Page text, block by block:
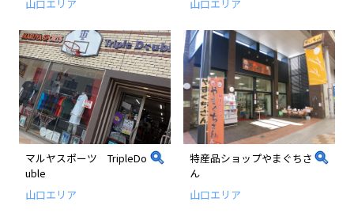
山口エリア
山口エリア
マルヤスポーツ TripleDo
uble
山口エリア
特産品ショップやまぐちさ
ん
山口エリア